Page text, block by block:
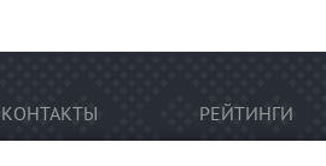
КОНТАКТЫ РЕЙТИНГИ